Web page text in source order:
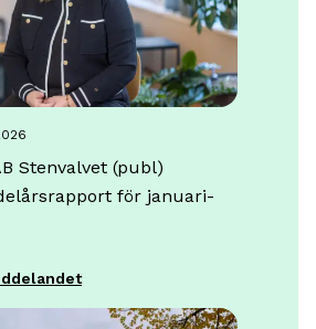
Stenvalvet (publ)
för januari-